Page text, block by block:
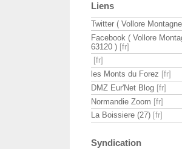
Liens
Twitter ( Vollore
Facebook ( Vollore
63120 )
les Monts du Forez
DMZ Eur'Net Blog
Normandie Zoom
La Boissiere (27)
Syndication